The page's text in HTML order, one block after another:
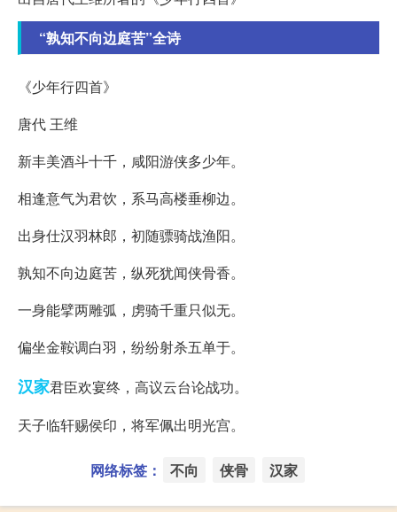
“孰知不向边庭苦”全诗
《少年行四首》
唐代 王维
新丰美酒斗十千，咸阳游侠多少年。
相逢意气为君饮，系马高楼垂柳边。
出身仕汉羽林郎，初随骠骑战渔阳。
孰知不向边庭苦，纵死犹闻侠骨香。
一身能擘两雕弧，虏骑千重只似无。
偏坐金鞍调白羽，纷纷射杀五单于。
汉家君臣欢宴终，高议云台论战功。
天子临轩赐侯印，将军佩出明光宫。
网络标签： 不向 侠骨 汉家